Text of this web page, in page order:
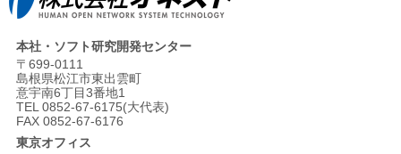
本社・ソフト研究開発センター
〒699-0111
島根県松江市東出雲町
意宇南6丁目3番地1
TEL 0852-67-6175(大代表)
FAX 0852-67-6176
東京オフィス